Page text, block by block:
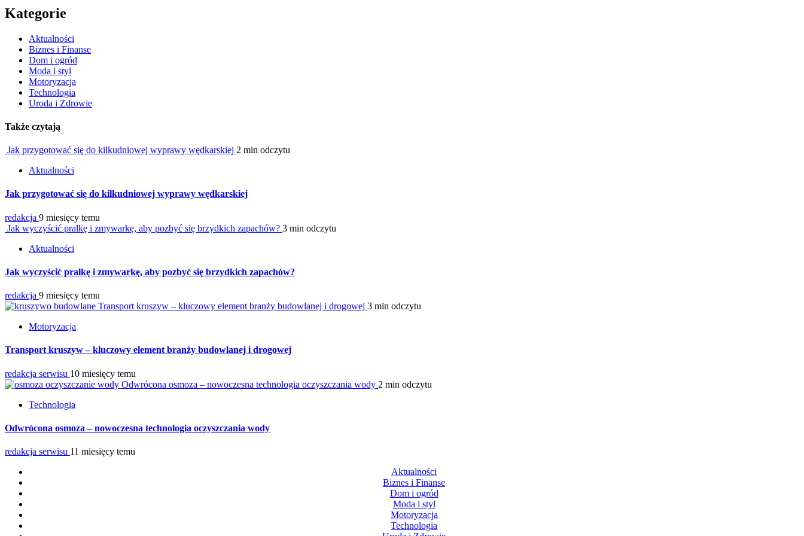
Kategorie
Aktualności
Biznes i Finanse
Dom i ogród
Moda i styl
Motoryzacja
Technologia
Uroda i Zdrowie
Także czytają
Jak przygotować się do kilkudniowej wyprawy wędkarskiej 2 min odczytu
Aktualności
Jak przygotować się do kilkudniowej wyprawy wędkarskiej
redakcja 9 miesięcy temu
Jak wyczyścić pralkę i zmywarkę, aby pozbyć się brzydkich zapachów? 3 min odczytu
Aktualności
Jak wyczyścić pralkę i zmywarkę, aby pozbyć się brzydkich zapachów?
redakcja 9 miesięcy temu
Transport kruszyw – kluczowy element branży budowlanej i drogowej 3 min odczytu
Motoryzacja
Transport kruszyw – kluczowy element branży budowlanej i drogowej
redakcja serwisu 10 miesięcy temu
Odwrócona osmoza – nowoczesna technologia oczyszczania wody 2 min odczytu
Technologia
Odwrócona osmoza – nowoczesna technologia oczyszczania wody
redakcja serwisu 11 miesięcy temu
Aktualności
Biznes i Finanse
Dom i ogród
Moda i styl
Motoryzacja
Technologia